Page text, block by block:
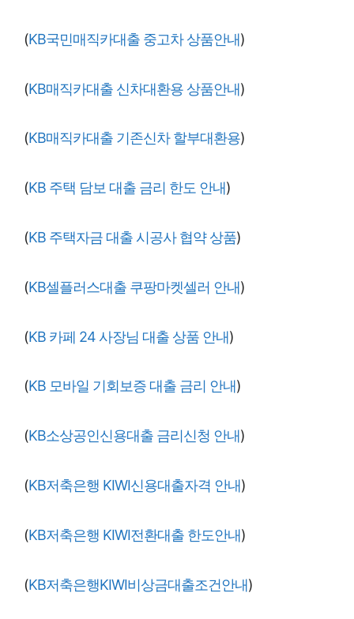
(KB국민매직카대출 중고차 상품안내)
(KB매직카대출 신차대환용 상품안내)
(KB매직카대출 기존신차 할부대환용)
(KB 주택 담보 대출 금리 한도 안내)
(KB 주택자금 대출 시공사 협약 상품)
(KB셀플러스대출 쿠팡마켓셀러 안내)
(KB 카페 24 사장님 대출 상품 안내)
(KB 모바일 기회보증 대출 금리 안내)
(KB소상공인신용대출 금리신청 안내)
(KB저축은행 KIWI신용대출자격 안내)
(KB저축은행 KIWI전환대출 한도안내)
(KB저축은행KIWI비상금대출조건안내)